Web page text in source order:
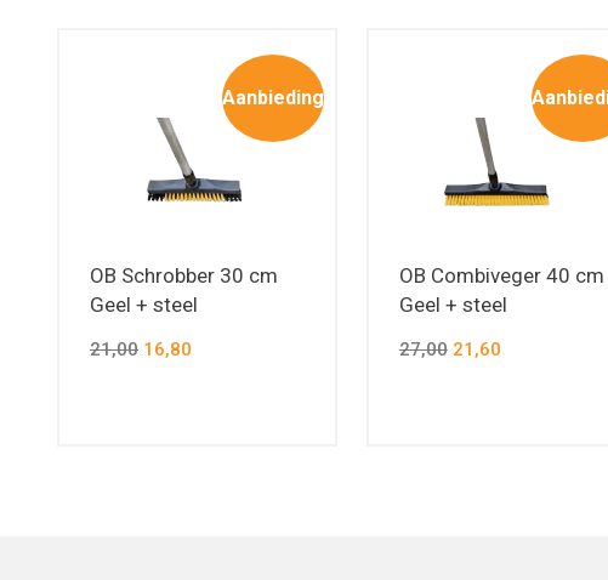
Aanbieding
OB Schrobber 30 cm
Geel + steel
21,00 16,80
OB Combiveger 40 cm
Geel + steel
27,0021,60